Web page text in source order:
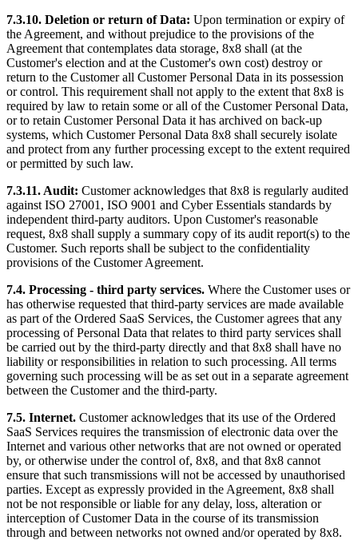
7.3.10. Deletion or return of Data: Upon termination or expiry of
the Agreement, and without prejudice to the provisions of the
Agreement that contemplates data storage, 8x8 shall (at the
Customer's election and at the Customer's own cost) destroy or
return to the Customer all Customer Personal Data in its possession
or control. This requirement shall not apply to the extent that 8x8 is
required by law to retain some or all of the Customer Personal Data,
or to retain Customer Personal Data it has archived on back-up
systems, which Customer Personal Data 8x8 shall securely isolate
and protect from any further processing except to the extent required
or permitted by such law.
7.3.11. Audit: Customer acknowledges that 8x8 is regularly audited
against ISO 27001, ISO 9001 and Cyber Essentials standards by
independent third-party auditors. Upon Customer's reasonable
request, 8x8 shall supply a summary copy of its audit report(s) to the
Customer. Such reports shall be subject to the confidentiality
provisions of the Customer Agreement.
7.4. Processing - third party services. Where the Customer uses or
has otherwise requested that third-party services are made available
as part of the Ordered SaaS Services, the Customer agrees that any
processing of Personal Data that relates to third party services shall
be carried out by the third-party directly and that 8x8 shall have no
liability or responsibilities in relation to such processing. All terms
governing such processing will be as set out in a separate agreement
between the Customer and the third-party.
7.5. Internet. Customer acknowledges that its use of the Ordered
SaaS Services requires the transmission of electronic data over the
Internet and various other networks that are not owned or operated
by, or otherwise under the control of, 8x8, and that 8x8 cannot
ensure that such transmissions will not be accessed by unauthorised
parties. Except as expressly provided in the Agreement, 8x8 shall
not be not responsible or liable for any delay, loss, alteration or
interception of Customer Data in the course of its transmission
through and between networks not owned and/or operated by 8x8.